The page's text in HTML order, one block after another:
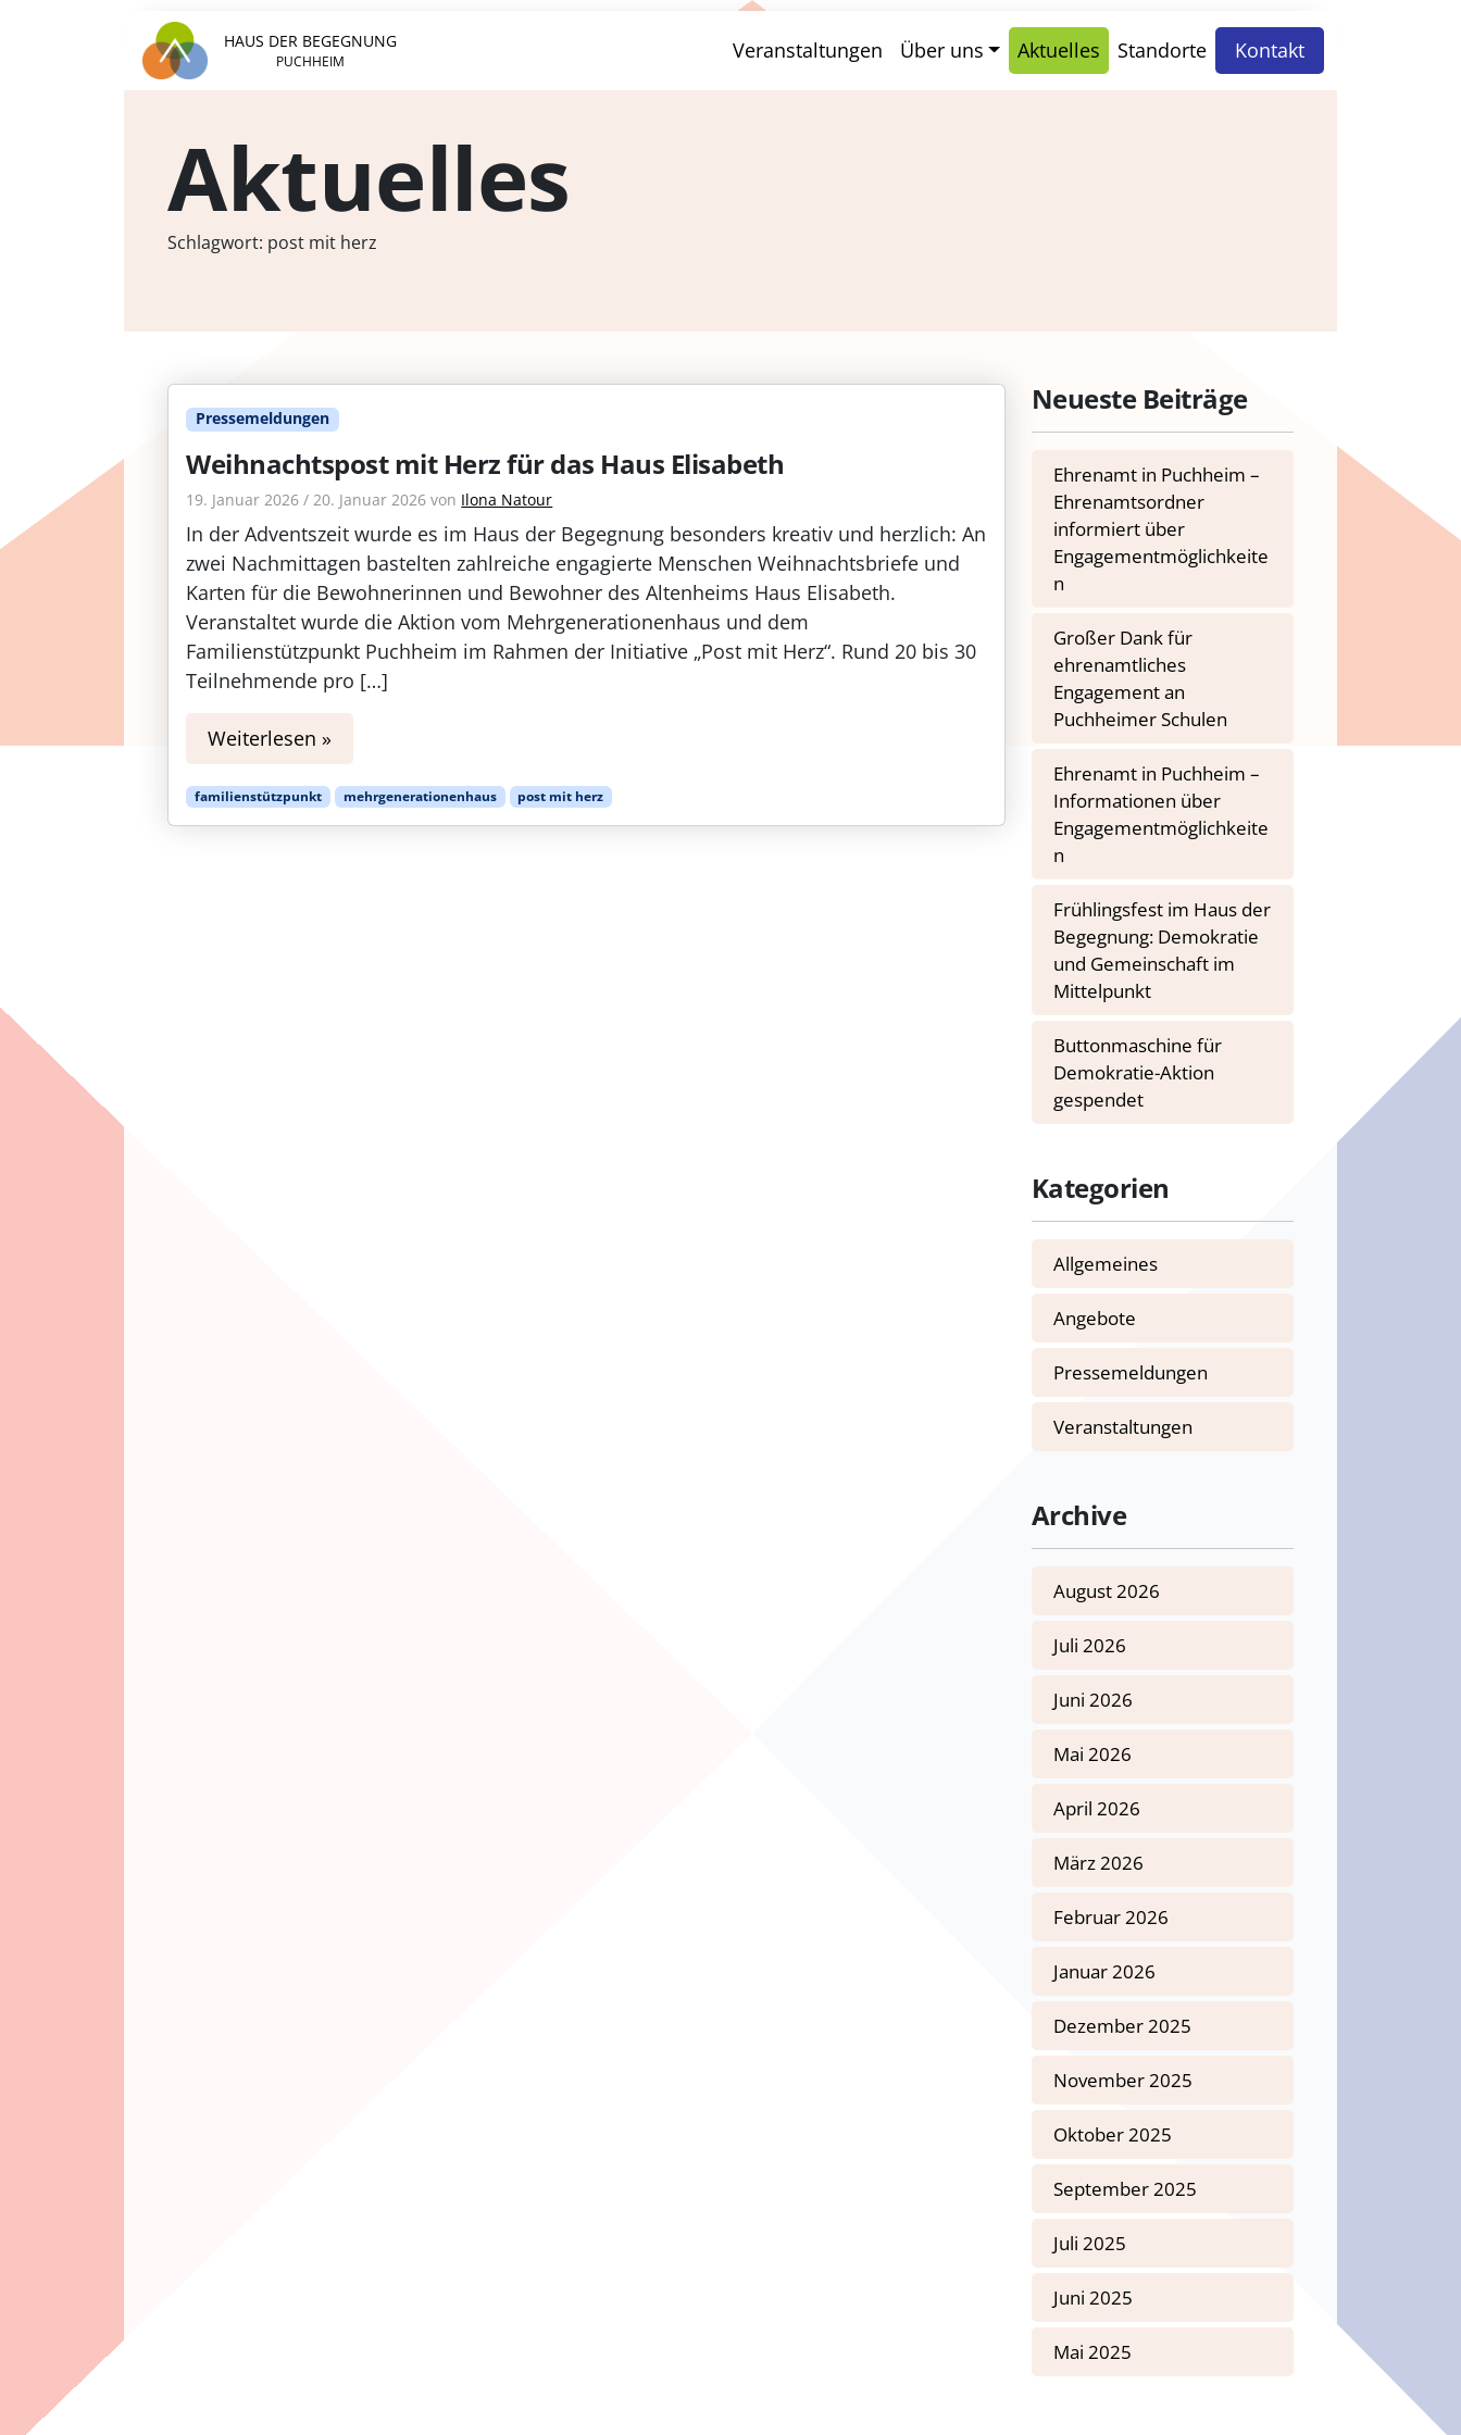
HAUS DER BEGEGNUNG
PUCHHEIM Veranstaltungen Über uns Aktuelles Standorte Kontakt
Aktuelles
Schlagwort: post mit herz
Pressemeldungen
Weihnachtspost mit Herz für das Haus Elisabeth
19. Januar 2026 / 20. Januar 2026 von Ilona Natour
In der Adventszeit wurde es im Haus der Begegnung besonders kreativ und herzlich: An
zwei Nachmittagen bastelten zahlreiche engagierte Menschen Weihnachtsbriefe und
Karten für die Bewohnerinnen und Bewohner des Altenheims Haus Elisabeth.
Veranstaltet wurde die Aktion vom Mehrgenerationenhaus und dem
Familienstützpunkt Puchheim im Rahmen der Initiative „Post mit Herz“. Rund 20 bis 30
Teilnehmende pro […]
Weiterlesen »
familienstützpunkt mehrgenerationenhaus post mit herz
Neueste Beiträge
Ehrenamt in Puchheim –
Ehrenamtsordner
informiert über
Engagementmöglichkeite
n
Großer Dank für
ehrenamtliches
Engagement an
Puchheimer Schulen
Ehrenamt in Puchheim –
Informationen über
Engagementmöglichkeite
n
Frühlingsfest im Haus der
Begegnung: Demokratie
und Gemeinschaft im
Mittelpunkt
Buttonmaschine für
Demokratie-Aktion
gespendet
Kategorien
Allgemeines
Angebote
Pressemeldungen
Veranstaltungen
Archive
August 2026
Juli 2026
Juni 2026
Mai 2026
April 2026
März 2026
Februar 2026
Januar 2026
Dezember 2025
November 2025
Oktober 2025
September 2025
Juli 2025
Juni 2025
Mai 2025